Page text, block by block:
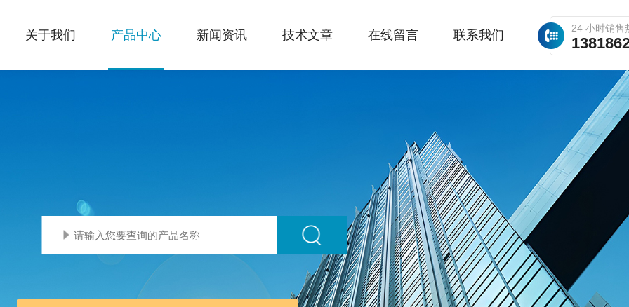
24 小时销售
关于我们 产品中心 新闻资讯 技术文章 在线留言 联系我们